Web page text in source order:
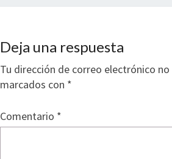
Deja una respuesta
Tu dirección de correo electrónico no
marcados con *
Comentario *